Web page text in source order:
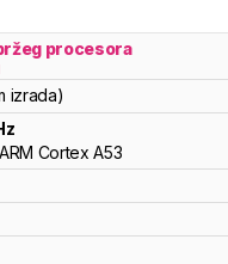
procesora
izrada)
ARM Cortex A53